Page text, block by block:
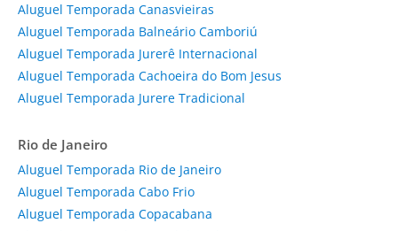
Aluguel Temporada Canasvieiras
Aluguel Temporada Balneário Camboriú
Aluguel Temporada Jurerê Internacional
Aluguel Temporada Cachoeira do Bom Jesus
Aluguel Temporada Jurere Tradicional
Rio de Janeiro
Aluguel Temporada Rio de Janeiro
Aluguel Temporada Cabo Frio
Aluguel Temporada Copacabana